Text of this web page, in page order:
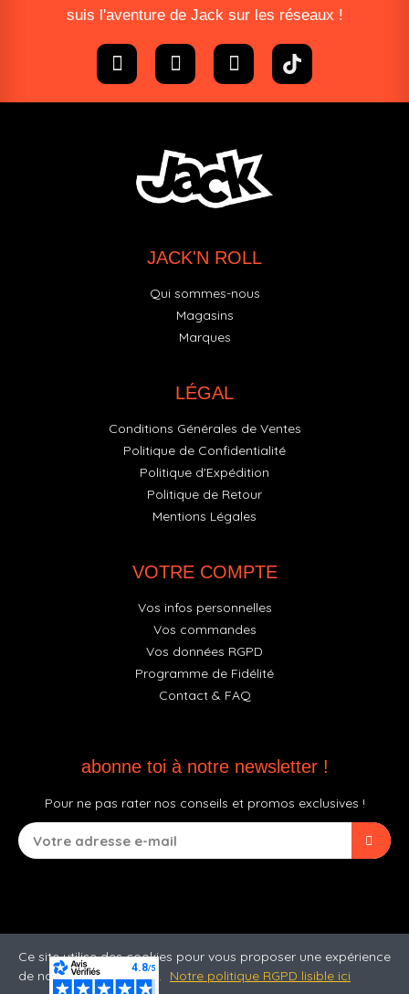
suis l'aventure de Jack sur les réseaux !
JACK'N ROLL
Qui sommes-nous
Magasins
Marques
LÉGAL
Conditions Générales de Ventes
Politique de Confidentialité
Politique d'Expédition
Politique de Retour
Mentions Légales
VOTRE COMPTE
Vos infos personnelles
Vos commandes
Vos données RGPD
Programme de Fidélité
Contact & FAQ
abonne toi à notre newsletter !
Pour ne pas rater nos conseils et promos exclusives !
Ce site utilise des cookies pour vous proposer une expérience
de navigation optimale.
Notre politique RGPD lisible ici